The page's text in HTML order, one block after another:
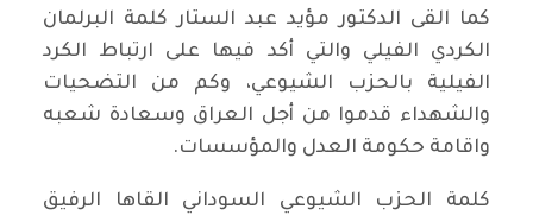
كما القى الدكتور مؤيد عبد الستار كلمة البرلمان
الكردي الفيلي والتي أكد فيها على ارتباط الكرد
الفيلية بالحزب الشيوعي، وكم من التضحيات
والشهداء قدموا من أجل العراق وسعادة شعبه
واقامة حكومة العدل والمؤسسات.
كلمة الحزب الشيوعي السوداني القاها الرفيق